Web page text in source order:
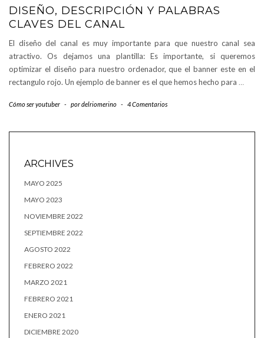
DISEÑO, DESCRIPCIÓN Y PALABRAS
CLAVES DEL CANAL
El diseño del canal es muy importante para que nuestro canal sea
atractivo. Os dejamos una plantilla: Es importante, si queremos
optimizar el diseño para nuestro ordenador, que el banner este en el
rectangulo rojo. Un ejemplo de banner es el que hemos hecho para …
Cómo ser youtuber - pordelriomerino - 4 Comentarios
ARCHIVES
MAYO 2025
MAYO 2023
NOVIEMBRE 2022
SEPTIEMBRE 2022
AGOSTO 2022
FEBRERO 2022
MARZO 2021
FEBRERO 2021
ENERO 2021
DICIEMBRE 2020